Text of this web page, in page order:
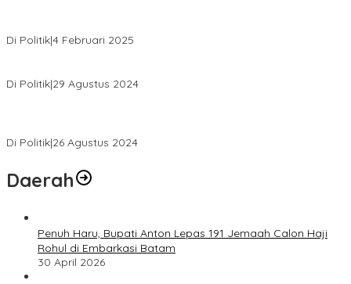
Di Politik|4 Februari 2025
Di Politik|29 Agustus 2024
Di Politik|26 Agustus 2024
Daerah
Penuh Haru, Bupati Anton Lepas 191 Jemaah Calon Haji
Rohul di Embarkasi Batam
30 April 2026